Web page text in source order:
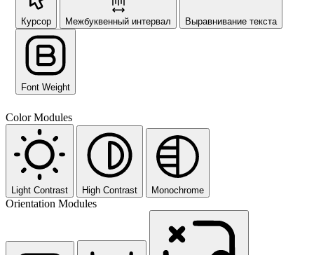
Курсор Межбуквенный интервал Выравнивание текста
Font Weight
Color Modules
Light Contrast High Contrast Monochrome
Orientation Modules